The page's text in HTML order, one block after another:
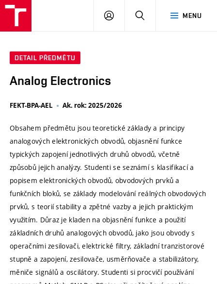
MENU
PŘIHLÁSIT
DETAIL PŘEDMĚTU
Analog Electronics
FEKT-BPA-AEL Ak. rok: 2025/2026
Obsahem předmětu jsou teoretické základy a principy
analogových elektronických obvodů, objasnění funkce
typických zapojení jednotlivých druhů obvodů, včetně
způsobů jejich analýzy. Studenti se seznámí s klasifikací a
popisem elektronických obvodů, obvodových prvků a
funkčních bloků, se základy modelování reálných obvodových
prvků, s teorií stability a zpětné vazby a jejich praktickým
využitím. Důraz je kladen na objasnění funkce a použití
základních druhů analogových obvodů, jako jsou obvody s
operačními zesilovači, elektrické filtry, základní tranzistorové
stupně a zapojení, zesilovače, usměrňovače a stabilizátory,
měniče signálů a oscilátory. Studenti si procvičí používání